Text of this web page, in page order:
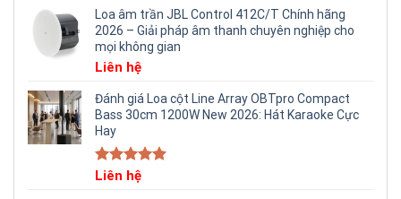
Loa âm trần JBL Control 412C/T Chính hãng
2026 – Giải pháp âm thanh chuyên nghiệp cho
mọi không gian
Liên hệ
Đánh giá Loa cột Line Array OBTpro Compact
Bass 30cm 1200W New 2026: Hát Karaoke Cực
Hay
Rated5.00
Liên hệ